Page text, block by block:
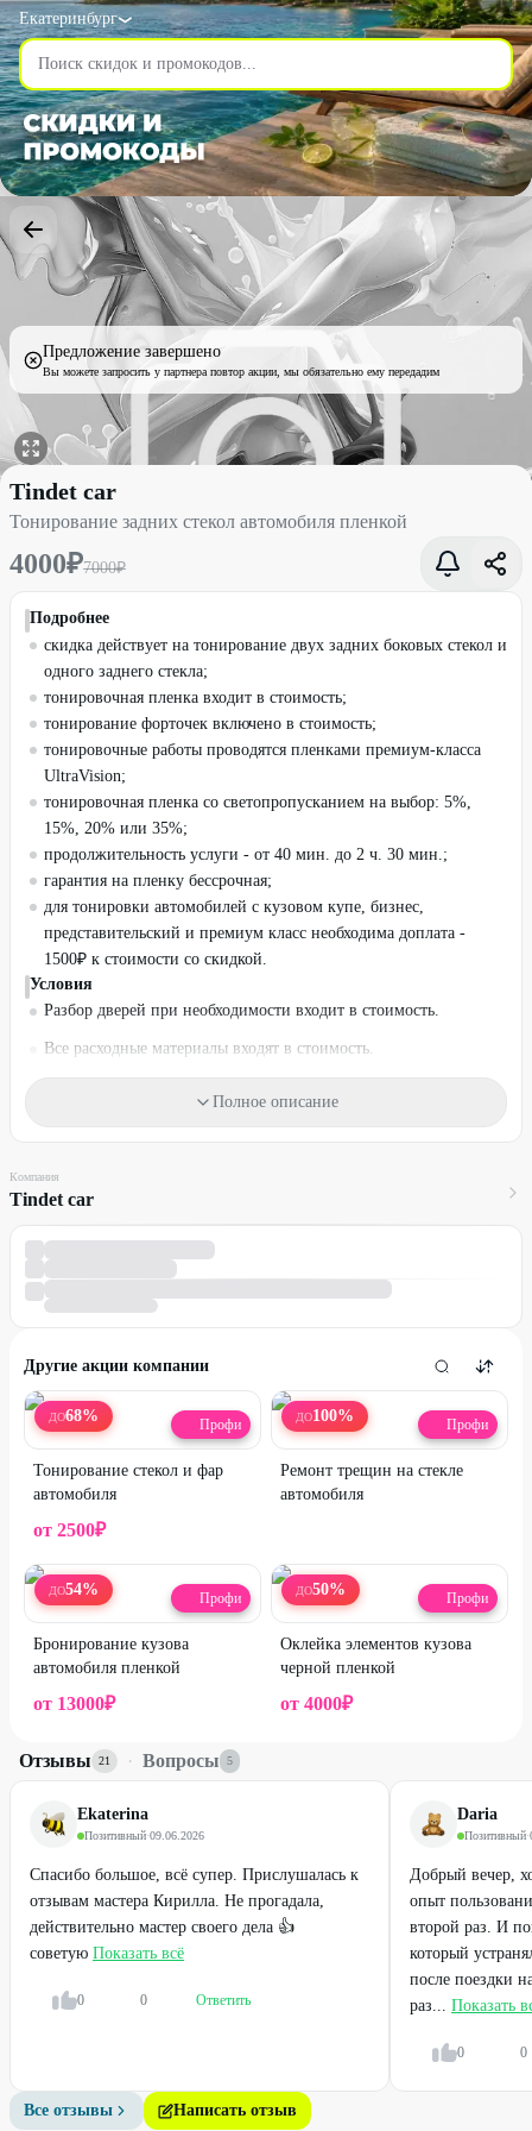
Екатеринбург
Предложение завершено
Вы можете запросить у партнера повтор акции, мы обязательно ему передадим
Тонирование задних стекол автомобиля пленкой со скидкой
Tindet car
Тонирование задних стекол автомобиля пленкой
4000₽7000₽
Подробнее
скидка действует на тонирование двух задних боковых стекол и
одного заднего стекла;
тонировочная пленка входит в стоимость;
тонирование форточек включено в стоимость;
тонировочные работы проводятся пленками премиум-класса
UltraVision;
тонировочная пленка со светопропусканием на выбор: 5%,
15%, 20% или 35%;
продолжительность услуги - от 40 мин. до 2 ч. 30 мин.;
гарантия на пленку бессрочная;
для тонировки автомобилей с кузовом купе, бизнес,
представительский и премиум класс необходима доплата -
1500₽ к стоимости со скидкой.
Условия
Разбор дверей при необходимости входит в стоимость.
Все расходные материалы входят в стоимость.
Один промокод действует на один автомобиль.
Промокод можно использовать неограниченное количество раз.
Дополнительная информация по телефону:
Для получения скидки предъявите промокод.
Промокод не суммируется с другими действующими
предложениями автосервиса.
Полное описание
Компания
Tindet car
Другие акции компании
ДО68% Профи
Тонирование стекол и фар
автомобиля
от 2500₽
ДО100% Профи
Ремонт трещин на стекле
автомобиля
ДО54% Профи
Бронирование кузова
автомобиля пленкой
от 13000₽
ДО50% Профи
Оклейка элементов кузова
черной пленкой
от 4000₽
Отзывы 21 · Вопросы 5
Ekaterina
Позитивный·09.06.2026
Спасибо большое, всё супер. Прислушалась к
отзывам мастера Кирилла. Не прогадала,
действительно мастер своего дела 👍
советую Показать всё
0 0 Ответить
Daria
Позитивный·
Добрый вечер,
опыт
второй раз. И
который
после поездки
раз... Показать
0 0
Все отзывы Написать отзыв